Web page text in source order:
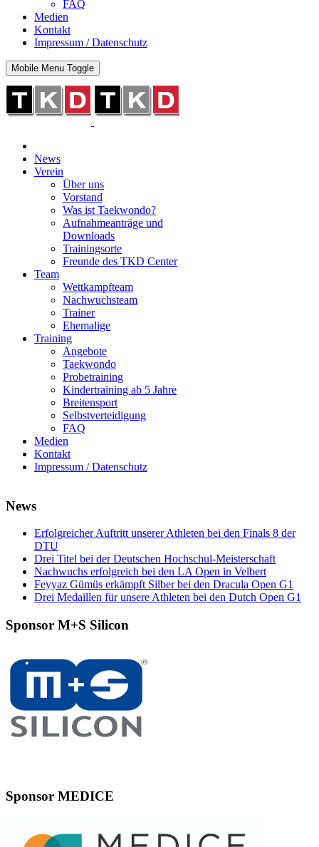
FAQ
Medien
Kontakt
Impressum / Datenschutz
Mobile Menu Toggle
News
Verein
Über uns
Vorstand
Was ist Taekwondo?
Aufnahmeanträge und
Downloads
Trainingsorte
Freunde des TKD Center
Team
Wettkampfteam
Nachwuchsteam
Trainer
Ehemalige
Training
Angebote
Taekwondo
Probetraining
Kindertraining ab 5 Jahre
Breitensport
Selbstverteidigung
FAQ
Medien
Kontakt
Impressum / Datenschutz
News
Erfolgreicher Auftritt unserer Athleten bei den Finals 8 der
DTU
Drei Titel bei der Deutschen Hochschul-Meisterschaft
Nachwuchs erfolgreich bei den LA Open in Velbert
Feyyaz Gümüs erkämpft Silber bei den Dracula Open G1
Drei Medaillen für unsere Athleten bei den Dutch Open G1
Sponsor M+S Silicon
Sponsor MEDICE